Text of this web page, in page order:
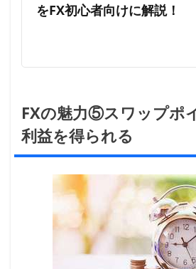
をFX初心者向けに解説！
FXの魅力⑤スワップポ
利益を得られる